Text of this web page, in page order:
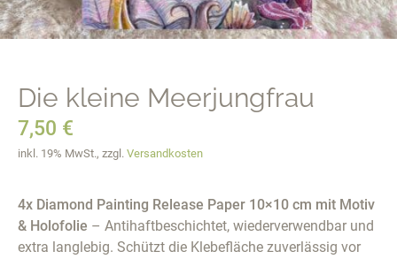
Die kleine Meerjungfrau
7,50 €
inkl. 19% MwSt., zzgl. Versandkosten
4x Diamond Painting Release Paper 10×10 cm mit Motiv
& Holofolie – Antihaftbeschichtet, wiederverwendbar und
extra langlebig. Schützt die Klebefläche zuverlässig vor